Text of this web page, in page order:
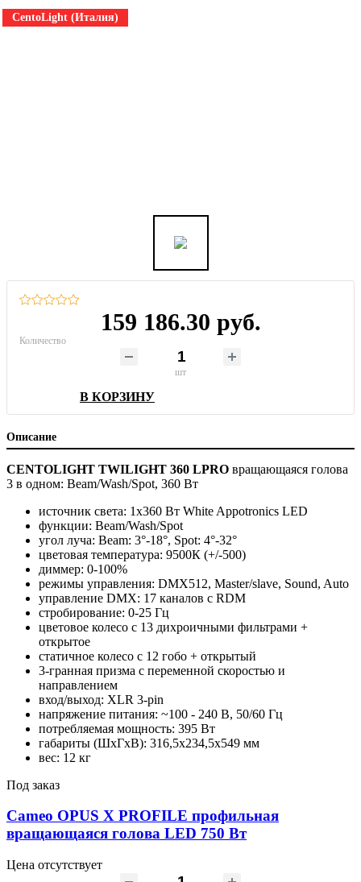
CentoLight (Италия)
159 186.30 руб.
Количество
шт
В КОРЗИНУ
Описание
CENTOLIGHT TWILIGHT 360 LPRO вращающаяся голова
3 в одном: Beam/Wash/Spot, 360 Вт
источник света: 1х360 Вт White Appotronics LED
функции: Beam/Wash/Spot
угол луча: Beam: 3°-18°, Spot: 4°-32°
цветовая температура: 9500К (+/-500)
диммер: 0-100%
режимы управления: DMX512, Master/slave, Sound, Auto
управление DMX: 17 каналов с RDM
стробирование: 0-25 Гц
цветовое колесо с 13 дихроичными фильтрами +
открытое
статичное колесо с 12 гобо + открытый
3-гранная призма с переменной скоростью и
направлением
вход/выход: XLR 3-pin
напряжение питания: ~100 - 240 В, 50/60 Гц
потребляемая мощность: 395 Вт
габариты (ШхГхВ): 316,5х234,5х549 мм
вес: 12 кг
Под заказ
Cameo OPUS X PROFILE профильная
вращающаяся голова LED 750 Вт
Цена отсутствует